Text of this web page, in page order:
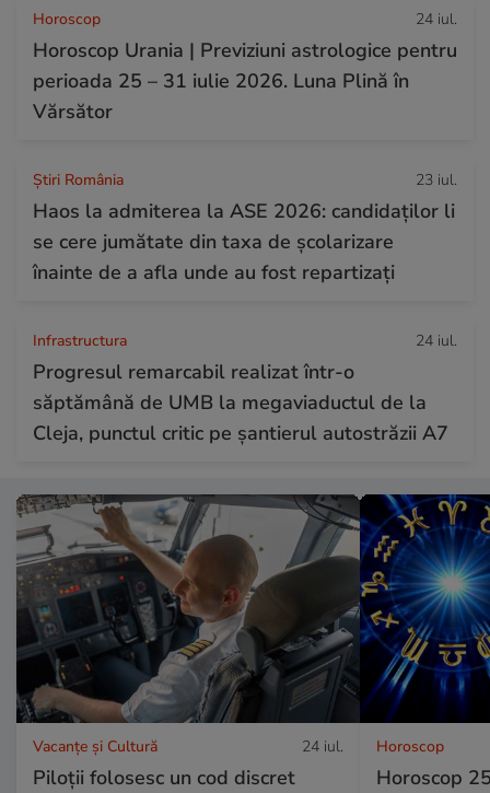
Horoscop 24 iul.
Horoscop Urania | Previziuni astrologice pentru
perioada 25 – 31 iulie 2026. Luna Plină în
Vărsător
Știri România 23 iul.
Haos la admiterea la ASE 2026: candidaților li
se cere jumătate din taxa de școlarizare
înainte de a afla unde au fost repartizați
Infrastructura 24 iul.
Progresul remarcabil realizat într-o
săptămână de UMB la megaviaductul de la
Cleja, punctul critic pe șantierul autostrăzii A7
Vacanțe și Cultură 24 iul.
Piloții folosesc un cod discret
Horoscop
Horoscop